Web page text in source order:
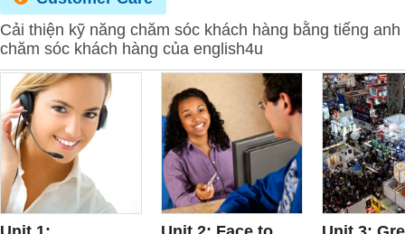
Cải thiện kỹ năng chăm sóc khách hàng bằng tiếng
chăm sóc khách hàng của english4u